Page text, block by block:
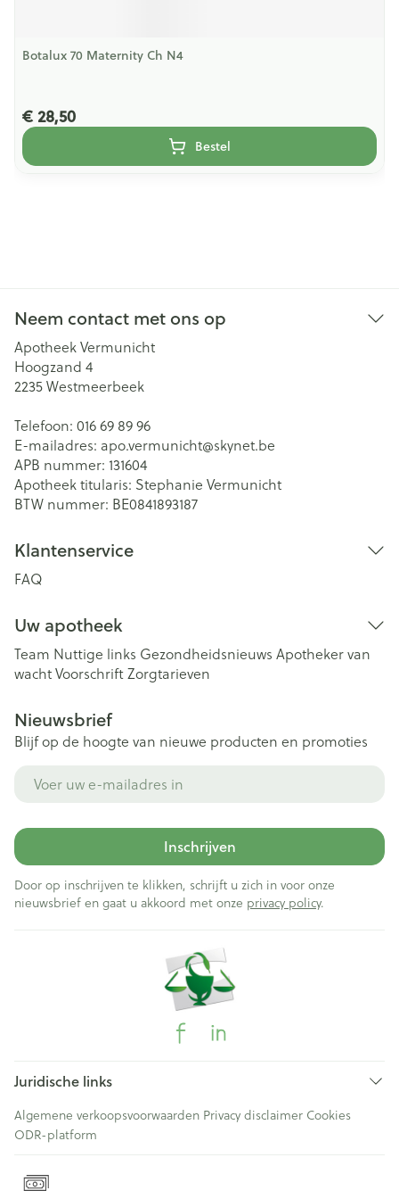
Botalux 70 Maternity Ch N4
€ 28,50
Bestel
Neem contact met ons op
Apotheek Vermunicht
Hoogzand 4
2235Westmeerbeek
Telefoon: 016 69 89 96
E-mailadres: apo.vermunicht@skynet.be
APB nummer: 131604
Apotheek titularis: Stephanie Vermunicht
BTW nummer: BE0841893187
Klantenservice
FAQ
Uw apotheek
Team Nuttige links Gezondheidsnieuws Apotheker van
wachtVoorschriftZorgtarieven
Nieuwsbrief
Blijf op de hoogte van nieuwe producten en promoties
Inschrijven
Door op inschrijven te klikken, schrijft u zich in voor onze
nieuwsbrief en gaat u akkoord met onze privacy policy.
Juridische links
Algemene verkoopsvoorwaarden Privacy disclaimer Cookies
ODR-platform